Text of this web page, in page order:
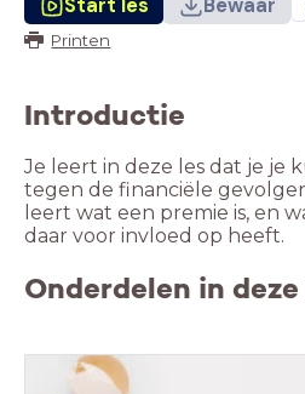
Printen
Introductie
Je leert in deze les dat je je
tegen de financiële
leert wat een premie is, en
daar voor invloed op heeft.
Onderdelen in deze